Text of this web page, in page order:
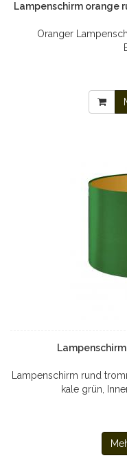
Lampenschirm orange
Oranger
Lampenschirm rund
kale grün,